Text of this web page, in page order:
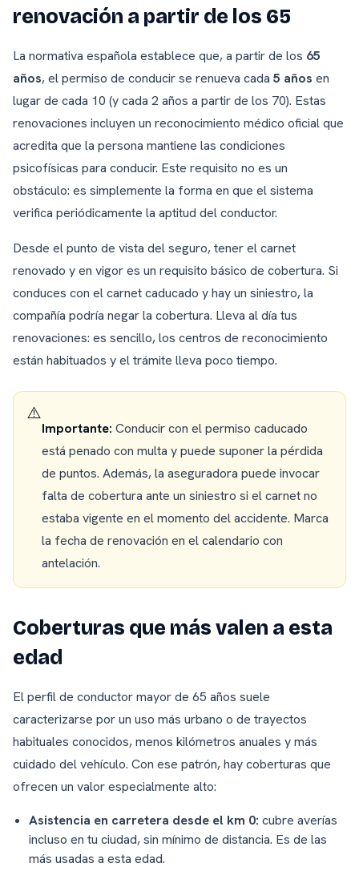
renovación a partir de los 65
La normativa española establece que, a partir de los 65
años, el permiso de conducir se renueva cada 5 años en
lugar de cada 10 (y cada 2 años a partir de los 70). Estas
renovaciones incluyen un reconocimiento médico oficial que
acredita que la persona mantiene las condiciones
psicofísicas para conducir. Este requisito no es un
obstáculo: es simplemente la forma en que el sistema
verifica periódicamente la aptitud del conductor.
Desde el punto de vista del seguro, tener el carnet
renovado y en vigor es un requisito básico de cobertura. Si
conduces con el carnet caducado y hay un siniestro, la
compañía podría negar la cobertura. Lleva al día tus
renovaciones: es sencillo, los centros de reconocimiento
están habituados y el trámite lleva poco tiempo.
⚠️
Importante: Conducir con el permiso caducado
está penado con multa y puede suponer la pérdida
de puntos. Además, la aseguradora puede invocar
falta de cobertura ante un siniestro si el carnet no
estaba vigente en el momento del accidente. Marca
la fecha de renovación en el calendario con
antelación.
Coberturas que más valen a esta
edad
El perfil de conductor mayor de 65 años suele
caracterizarse por un uso más urbano o de trayectos
habituales conocidos, menos kilómetros anuales y más
cuidado del vehículo. Con ese patrón, hay coberturas que
ofrecen un valor especialmente alto:
Asistencia en carretera desde el km 0: cubre averías
incluso en tu ciudad, sin mínimo de distancia. Es de las
más usadas a esta edad.